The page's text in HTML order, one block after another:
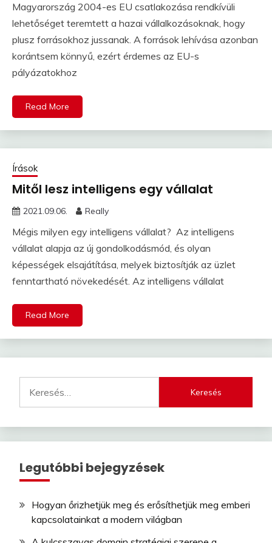
Magyarország 2004-es EU csatlakozása rendkívüli
lehetőséget teremtett a hazai vállalkozásoknak, hogy
plusz forrásokhoz jussanak. A források lehívása azonban
korántsem könnyű, ezért érdemes az EU-s
pályázatokhoz
Read More
Írások
Mitől lesz intelligens egy vállalat
2021.09.06. Really
Mégis milyen egy intelligens vállalat? Az intelligens
vállalat alapja az új gondolkodásmód, és olyan
képességek elsajátítása, melyek biztosítják az üzlet
fenntartható növekedését. Az intelligens vállalat
Read More
Legutóbbi bejegyzések
Hogyan őrizhetjük meg és erősíthetjük meg emberi
kapcsolatainkat a modern világban